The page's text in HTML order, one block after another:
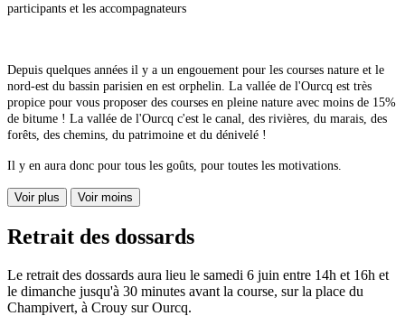
participants et les accompagnateurs
Depuis quelques années il y a un engouement pour les courses nature et le
nord-est du bassin parisien en est orphelin. La vallée de l'Ourcq est très
propice pour vous proposer des courses en pleine nature avec moins de 15%
de bitume ! La vallée de l'Ourcq c'est le canal, des rivières, du marais, des
forêts, des chemins, du patrimoine et du dénivelé !
Il y en aura donc pour tous les goûts, pour toutes les motivations.
Voir plus Voir moins
Retrait des dossards
Le retrait des dossards aura lieu le samedi 6 juin entre 14h et 16h et
le dimanche jusqu'à 30 minutes avant la course, sur la place du
Champivert, à Crouy sur Ourcq.